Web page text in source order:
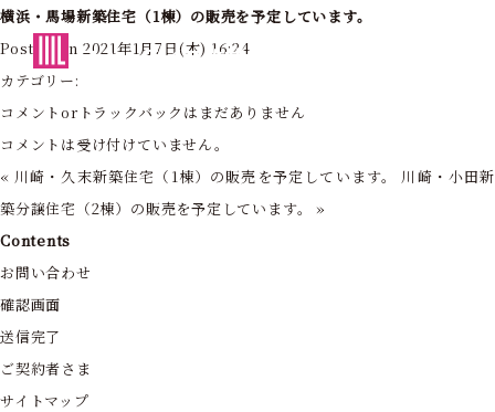
フォーライフ株式会社
横浜・馬場新築住宅（1棟）の販売を予定しています。
Posted on 2021年1月7日(木) 16:24
カテゴリー:
コメントorトラックバックはまだありません
コメントは受け付けていません。
« 川崎・久末新築住宅（1棟）の販売を予定しています。
川崎・小田新
築分譲住宅（2棟）の販売を予定しています。
»
Contents
お問い合わせ
確認画面
送信完了
ご契約者さま
サイトマップ